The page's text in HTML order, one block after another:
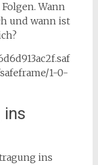
Wann
und wann ist
1-0-
ins
ins